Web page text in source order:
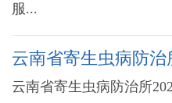
服...
云南省寄生虫病防治
云南省寄生虫病防治所